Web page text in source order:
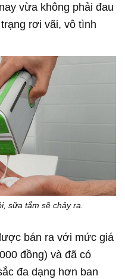
vừa không phải đau
rơi vãi, vô tình
sữa tắm sẽ chảy ra.
bán ra với mức giá
đồng) và đã có
đa dạng hơn ban